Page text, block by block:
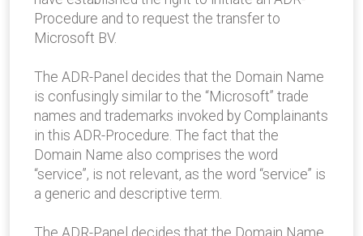
Procedure and to request the transfer to
Microsoft BV.
The ADR-Panel decides that the Domain Name
is confusingly similar to the “Microsoft” trade
names and trademarks invoked by Complainants
in this ADR-Procedure. The fact that the
Domain Name also comprises the word
“service”, is not relevant, as the word “service” is
a generic and descriptive term.
The ADR-Panel decides that the Domain Name